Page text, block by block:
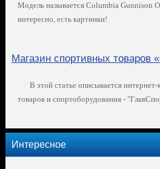
Модель называется Columbia Gunnison
интересно, есть картинки!
Магазин спортивных товаров
В этой статье описывается
товаров и спортоборудования -
Интересное